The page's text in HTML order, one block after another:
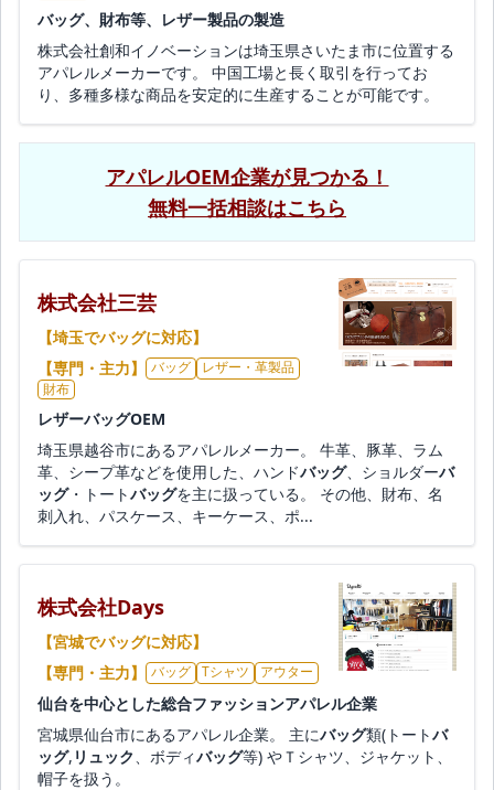
バッグ、財布等、レザー製品の製造
株式会社創和イノベーションは埼玉県さいたま市に位置する
アパレルメーカーです。 中国工場と長く取引を行ってお
り、多種多様な商品を安定的に生産することが可能です。
アパレルOEM企業が見つかる！
無料一括相談はこちら
株式会社三芸
【埼玉でバッグに対応】
【専門・主力】
バッグ
レザー・革製品
財布
レザーバッグOEM
埼玉県越谷市にあるアパレルメーカー。 牛革、豚革、ラム
革、シープ革などを使用した、ハンドバッグ、ショルダーバ
ッグ・トートバッグを主に扱っている。 その他、財布、名
刺入れ、パスケース、キーケース、ポ...
株式会社Days
【宮城でバッグに対応】
【専門・主力】
バッグ Tシャツ アウター
仙台を中心とした総合ファッションアパレル企業
宮城県仙台市にあるアパレル企業。 主にバッグ類(トートバ
ッグ, リュック、ボディバッグ等) やＴシャツ、ジャケット、
帽子を扱う。